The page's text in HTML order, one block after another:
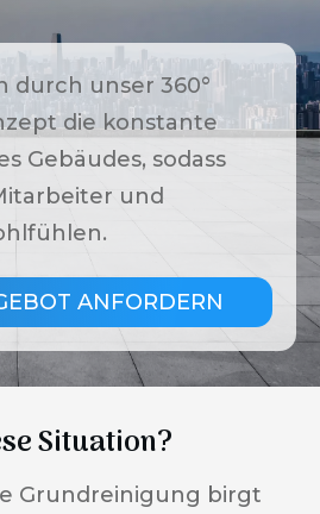
durch unser 360°
die konstante
Gebäudes, sodass
und
ANFORDERN
Situation?
Grundreinigung birgt